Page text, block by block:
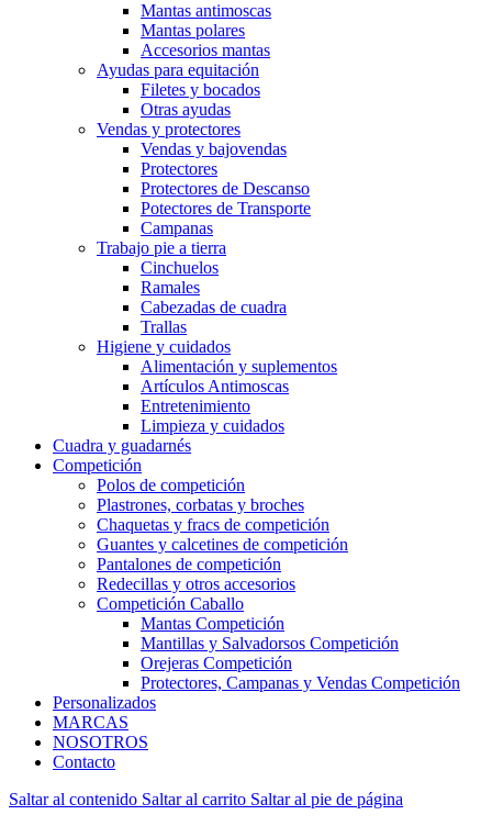
Mantas antimoscas
Mantas polares
Accesorios mantas
Ayudas para equitación
Filetes y bocados
Otras ayudas
Vendas y protectores
Vendas y bajovendas
Protectores
Protectores de Descanso
Potectores de Transporte
Campanas
Trabajo pie a tierra
Cinchuelos
Ramales
Cabezadas de cuadra
Trallas
Higiene y cuidados
Alimentación y suplementos
Artículos Antimoscas
Entretenimiento
Limpieza y cuidados
Cuadra y guadarnés
Competición
Polos de competición
Plastrones, corbatas y broches
Chaquetas y fracs de competición
Guantes y calcetines de competición
Pantalones de competición
Redecillas y otros accesorios
Competición Caballo
Mantas Competición
Mantillas y Salvadorsos Competición
Orejeras Competición
Protectores, Campanas y Vendas Competición
Personalizados
MARCAS
NOSOTROS
Contacto
Saltar al contenido Saltar al carrito Saltar al pie de página